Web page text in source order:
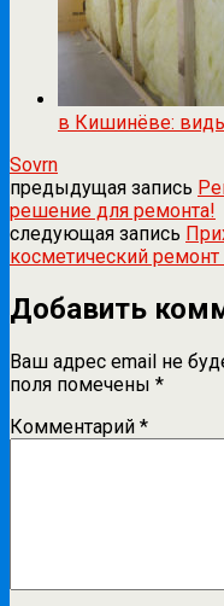
в Кишинёве:
Sovrn
предыдущая запись
решение для ремонта!
следующая запись
косметический
Добавить
Ваш адрес email не
поля помечены *
Комментарий *